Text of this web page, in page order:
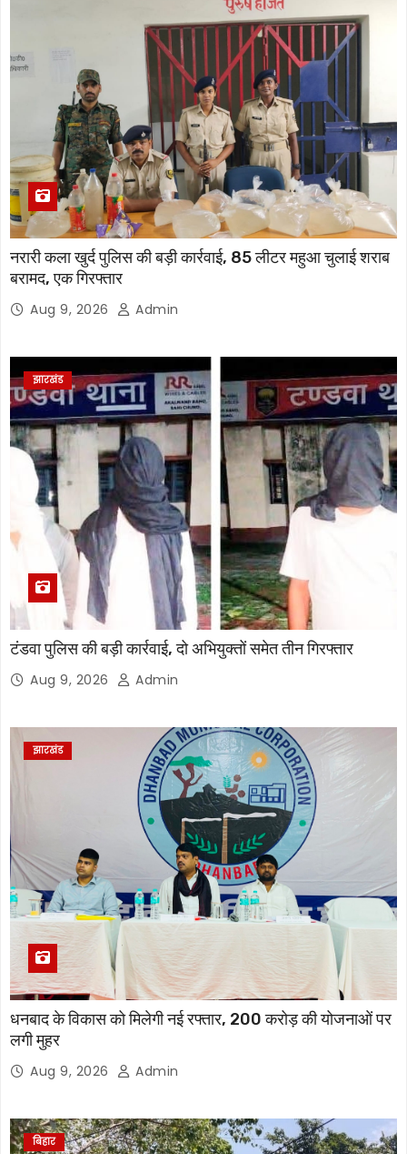
नरारी कला खुर्द पुलिस की बड़ी कार्रवाई, 85 लीटर महुआ चुलाई शराब
बरामद, एक गिरफ्तार
Aug 9, 2026 Admin
झारखंड
टंडवा पुलिस की बड़ी कार्रवाई, दो अभियुक्तों समेत तीन गिरफ्तार
Aug 9, 2026 Admin
झारखंड
धनबाद के विकास को मिलेगी नई रफ्तार, 200 करोड़ की योजनाओं पर
लगी मुहर
Aug 9, 2026 Admin
बिहार